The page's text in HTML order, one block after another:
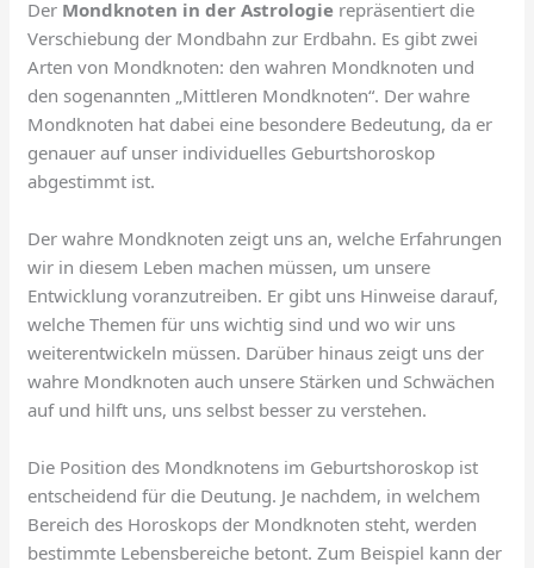
Der Mondknoten in der Astrologie repräsentiert die
Verschiebung der Mondbahn zur Erdbahn. Es gibt zwei
Arten von Mondknoten: den wahren Mondknoten und
den sogenannten „Mittleren Mondknoten“. Der wahre
Mondknoten hat dabei eine besondere Bedeutung, da er
genauer auf unser individuelles Geburtshoroskop
abgestimmt ist.
Der wahre Mondknoten zeigt uns an, welche Erfahrungen
wir in diesem Leben machen müssen, um unsere
Entwicklung voranzutreiben. Er gibt uns Hinweise darauf,
welche Themen für uns wichtig sind und wo wir uns
weiterentwickeln müssen. Darüber hinaus zeigt uns der
wahre Mondknoten auch unsere Stärken und Schwächen
auf und hilft uns, uns selbst besser zu verstehen.
Die Position des Mondknotens im Geburtshoroskop ist
entscheidend für die Deutung. Je nachdem, in welchem
Bereich des Horoskops der Mondknoten steht, werden
bestimmte Lebensbereiche betont. Zum Beispiel kann der